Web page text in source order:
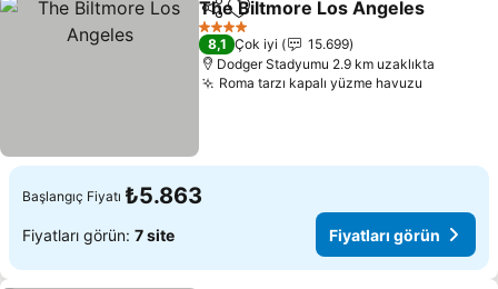
PaylaşFavorilerime ekle
The Biltmore Los Angeles
4 Yıldız
8,1 Çok iyi
15.699
Dodger Stadyumu 2.9 km uzaklıkta
Roma tarzı kapalı yüzme havuzu
Başlangıç Fiyatı ₺5.863
Fiyatları görün: 7 site Fiyatları görün